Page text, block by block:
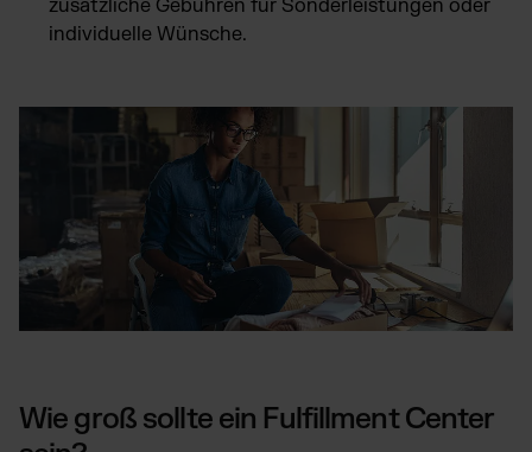
zusätzliche Gebühren für Sonderleistungen oder
individuelle Wünsche.
Wie groß sollte ein Fulfillment Center